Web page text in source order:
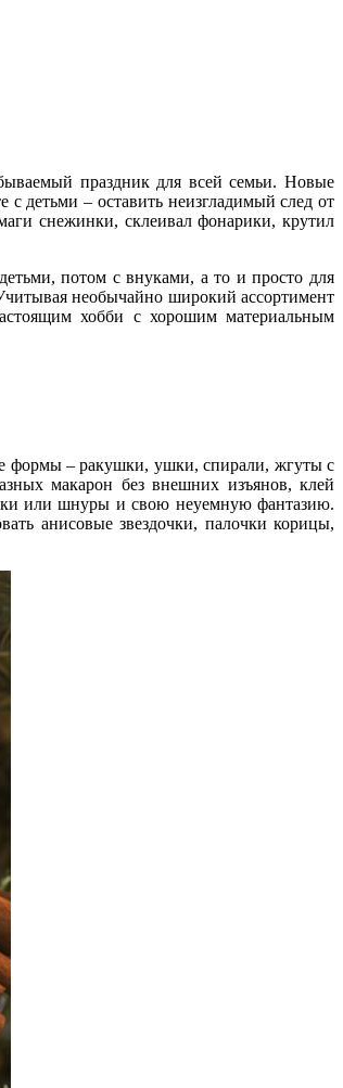
праздник для всей семьи. Новые
детьми – оставить неизгладимый след от
снежинки, склеивал фонарики, крутил
потом с внуками, а то и просто для
необычайно широкий ассортимент
хобби с хорошим материальным
формы – ракушки, ушки, спирали, жгуты с
макарон без внешних изъянов, клей
или шнуры и свою неуемную фантазию.
анисовые звездочки, палочки корицы,